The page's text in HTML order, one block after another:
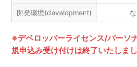
開発環境(development)
※デベロッパーライセンス/パーソ
規申込み受け付けは終了いたしまし